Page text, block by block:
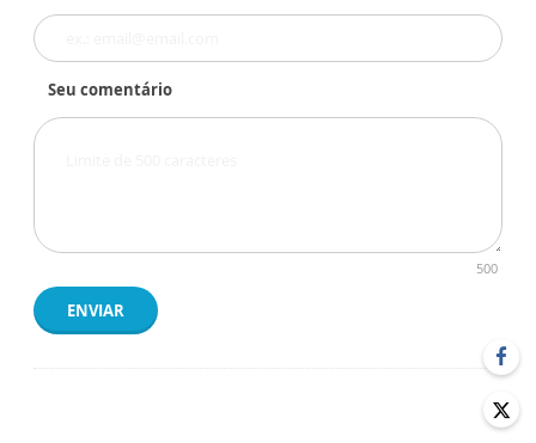
Seu comentário
500
ENVIAR